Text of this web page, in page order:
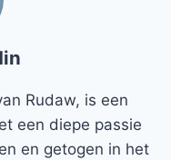
Rudaw, is een
een diepe passie
en getogen in het